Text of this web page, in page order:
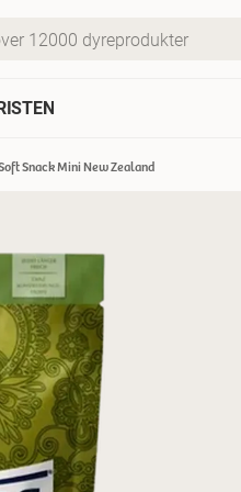
Snack Mini New Zealand